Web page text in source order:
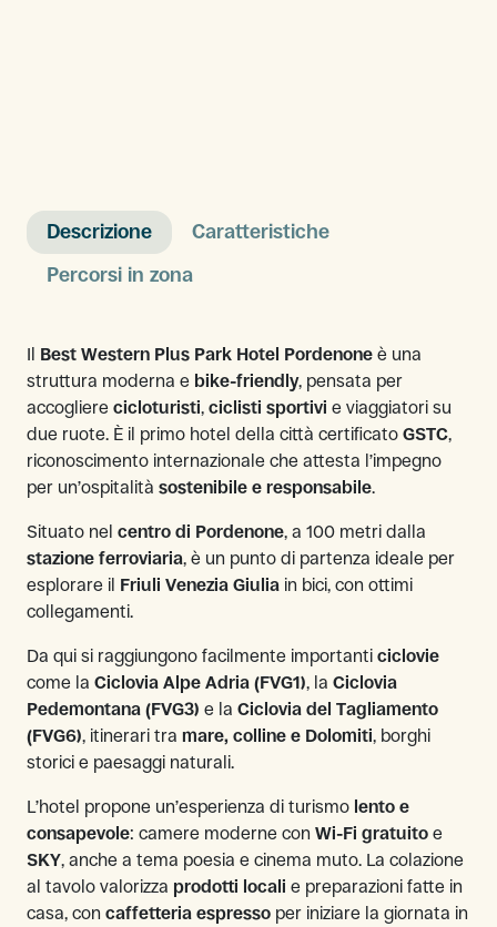
Descrizione
Caratteristiche
Percorsi in zona
Il Best Western Plus Park Hotel Pordenone è una
struttura moderna e bike-friendly, pensata per
accogliere cicloturisti, ciclisti sportivi e viaggiatori su
due ruote. È il primo hotel della città certificato GSTC,
riconoscimento internazionale che attesta l’impegno
per un’ospitalità sostenibile e responsabile.
Situato nel centro di Pordenone, a 100 metri dalla
stazione ferroviaria, è un punto di partenza ideale per
esplorare il Friuli Venezia Giulia in bici, con ottimi
collegamenti.
Da qui si raggiungono facilmente importanti ciclovie
come la Ciclovia Alpe Adria (FVG1), la Ciclovia
Pedemontana (FVG3) e la Ciclovia del Tagliamento
(FVG6), itinerari tra mare, colline e Dolomiti, borghi
storici e paesaggi naturali.
L’hotel propone un’esperienza di turismo lento e
consapevole: camere moderne con Wi-Fi gratuito e
SKY, anche a tema poesia e cinema muto. La colazione
al tavolo valorizza prodotti locali e preparazioni fatte in
casa, con caffetteria espresso per iniziare la giornata in